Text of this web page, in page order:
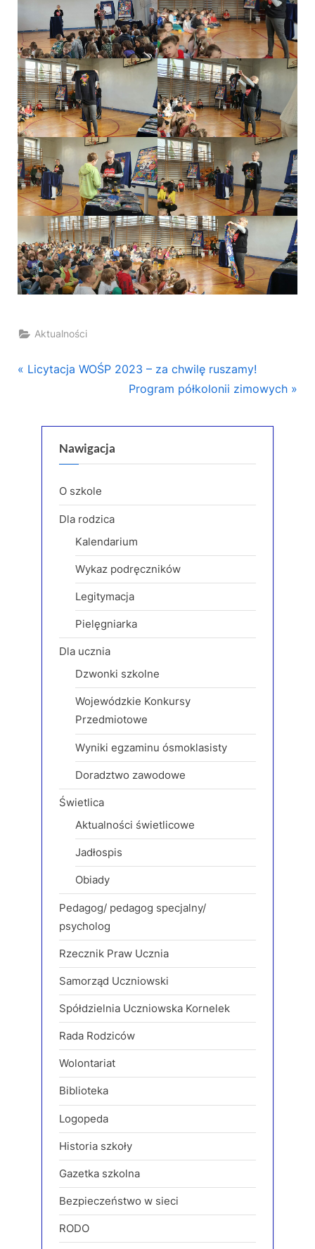
Aktualności
Nawigacja
PLicytacja WOŚP 2023 – za chwilę ruszamy!
N
x
s
:
Program półkolonii zimowych
Nawigacja
O szkole
Dla rodzica
Kalendarium
Wykaz podręczników
Legitymacja
Pielęgniarka
Dla ucznia
Dzwonki szkolne
Wojewódzkie Konkursy
Przedmiotowe
Wyniki egzaminu ósmoklasisty
Doradztwo zawodowe
Świetlica
Aktualności świetlicowe
Jadłospis
Obiady
Pedagog/ pedagog specjalny/
psycholog
Rzecznik Praw Ucznia
Samorząd Uczniowski
Spółdzielnia Uczniowska Kornelek
Rada Rodziców
Wolontariat
Biblioteka
Logopeda
Historia szkoły
Gazetka szkolna
Bezpieczeństwo w sieci
RODO